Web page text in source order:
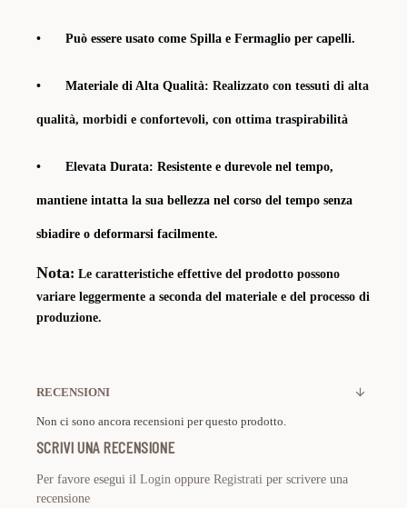
• Può essere usato come Spilla e Fermaglio per capelli.
• Materiale di Alta Qualità: Realizzato con tessuti di alta
qualità, morbidi e confortevoli, con ottima traspirabilità
• Elevata Durata: Resistente e durevole nel tempo,
mantiene intatta la sua bellezza nel corso del tempo senza
sbiadire o deformarsi facilmente.
Nota: Le caratteristiche effettive del prodotto possono
variare leggermente a seconda del materiale e del processo di
produzione.
RECENSIONI
Non ci sono ancora recensioni per questo prodotto.
SCRIVI UNA RECENSIONE
Per favore esegui il Login oppure Registrati per scrivere una
recensione